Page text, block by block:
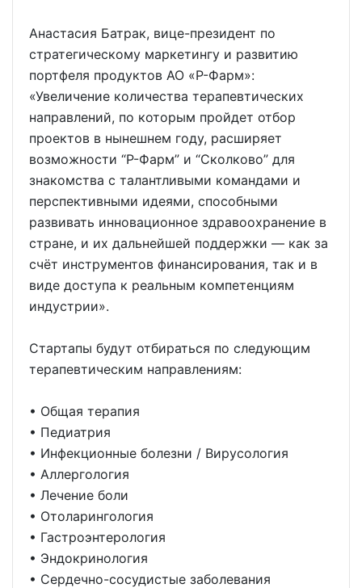
Анастасия Батрак, вице-президент по
стратегическому маркетингу и развитию
портфеля продуктов АО «Р-Фарм»:
«Увеличение количества терапевтических
направлений, по которым пройдет отбор
проектов в нынешнем году, расширяет
возможности “Р-Фарм” и “Сколково” для
знакомства с талантливыми командами и
перспективными идеями, способными
развивать инновационное здравоохранение в
стране, и их дальнейшей поддержки — как за
счёт инструментов финансирования, так и в
виде доступа к реальным компетенциям
индустрии».
Стартапы будут отбираться по следующим
терапевтическим направлениям:
• Общая терапия
• Педиатрия
• Инфекционные болезни / Вирусология
• Аллергология
• Лечение боли
• Отоларингология
• Гастроэнтерология
• Эндокринология
• Сердечно-сосудистые заболевания